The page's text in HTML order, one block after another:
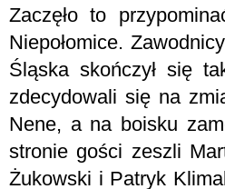
Zaczęło to
Niepołomice.
Śląska skończył się
zdecydowali się na
Nene, a na boisku
stronie gości zeszli
Żukowski i Patryk